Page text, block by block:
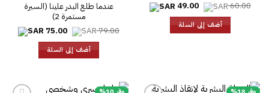
60.00
السعر
هو:
60.00.
49.00 السعر
الحالي
أضف إلى السلة
عندما طلع البدر علينا (السيرة
مستمرة 2)
79.00
السعر
الأصلي
هو:
79.00.
75.00 السعر
الحالي
أضف إلى السلة